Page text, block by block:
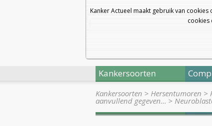
Kanker Actueel maakt gebruik van
cookies
Kankersoorten
Kankersoorten > Hersentumoren >
aanvullend gegeven… >